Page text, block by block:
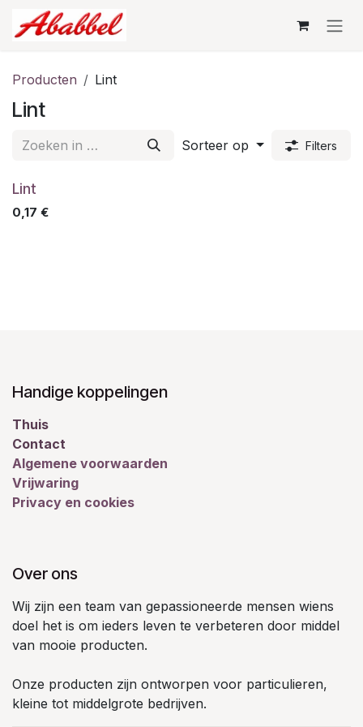
Overslaan naar inhoud
Producten Lint
Lint
Sorteer op Filters
Lint
0,17 €
Handige koppelingen
Thuis
Contact
Algemene voorwaarden
Vrijwaring
Privacy en cookies
Over ons
Wij zijn een team van gepassioneerde mensen wiens
doel het is om ieders leven te verbeteren door middel
van mooie producten.
Onze producten zijn ontworpen voor particulieren,
kleine tot middelgrote bedrijven.